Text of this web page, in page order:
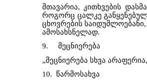
მთავარია, კითხვების
როგორც ცალკე
ცხოვრების
ამოსახსნელად.
9.
მეცნიერება
„მეცნიერება სხვა
10.
წარმოსახვა